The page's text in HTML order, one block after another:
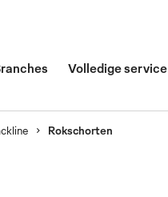
Volledige service
Rokschorten